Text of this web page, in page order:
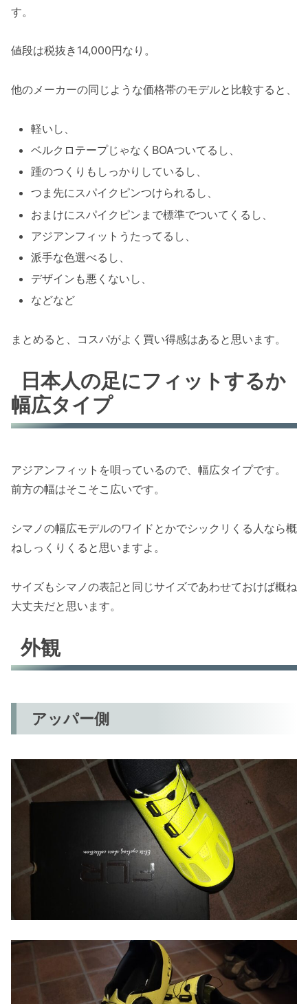
す。
値段は税抜き14,000円なり。
他のメーカーの同じような価格帯のモデルと比較すると、
軽いし、
ベルクロテープじゃなくBOAついてるし、
踵のつくりもしっかりしているし、
つま先にスパイクピンつけられるし、
おまけにスパイクピンまで標準でついてくるし、
アジアンフィットうたってるし、
派手な色選べるし、
デザインも悪くないし、
などなど
まとめると、コスパがよく買い得感はあると思います。
日本人の足にフィットするか
幅広タイプ
アジアンフィットを唄っているので、幅広タイプです。
前方の幅はそこそこ広いです。
シマノの幅広モデルのワイドとかでシックリくる人なら概
ねしっくりくると思いますよ。
サイズもシマノの表記と同じサイズであわせておけば概ね
大丈夫だと思います。
外観
アッパー側